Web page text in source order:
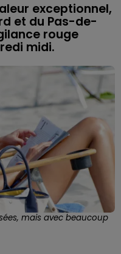
exceptionnel,
et du Pas-de-
rouge
midi.
mais avec beaucoup